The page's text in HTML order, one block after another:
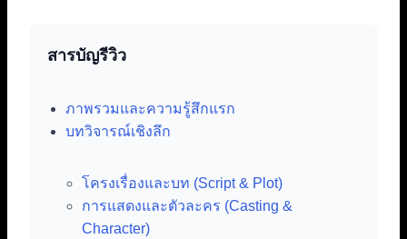
สารบัญรีวิว
ภาพรวมและความรู้สึกแรก
บทวิจารณ์เชิงลึก
โครงเรื่องและบท (Script & Plot)
การแสดงและตัวละคร (Casting &
Character)